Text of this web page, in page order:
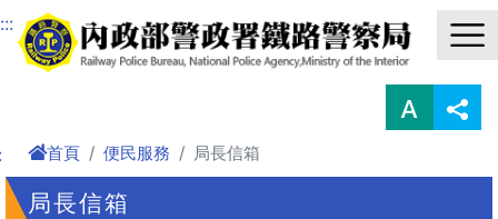
進入內容區塊
:::
首頁 便民服務 局長信箱
局長信箱